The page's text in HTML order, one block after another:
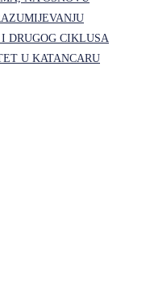
DRUGOG CIKLUSA
U KATANCARU